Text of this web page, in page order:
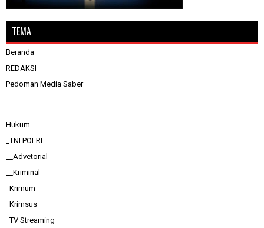
TEMA
Beranda
REDAKSI
Pedoman Media Saber
Hukum
_TNI.POLRI
__Advetorial
__Kriminal
_Krimum
_Krimsus
_TV Streaming